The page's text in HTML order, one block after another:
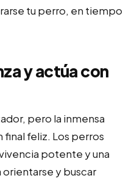
tu perro, en tiempo
y actúa con
pero la inmensa
final feliz. Los perros
potente y una
y buscar